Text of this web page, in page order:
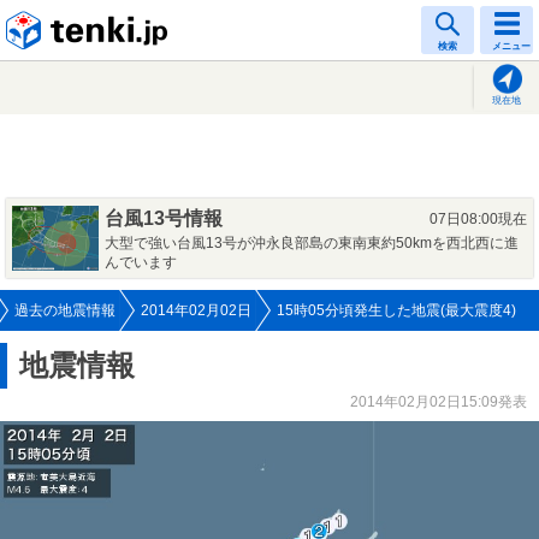
検索 メニュー
現在地
台風13号情報
07日08:00現在
大型で強い台風13号が沖永良部島の東南東約50kmを西北西に進
んでいます
過去の地震情報 2014年02月02日 15時05分頃発生した地震(最大震度4)
地震情報
2014年02月02日15:09発表